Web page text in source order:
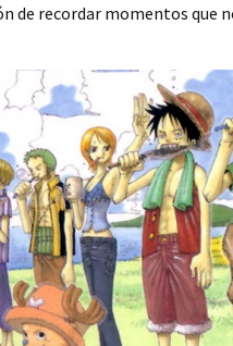
de recordar momentos que